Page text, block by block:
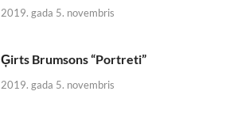
2019. gada 5. novembris
Ģirts Brumsons “Portreti”
2019. gada 5. novembris